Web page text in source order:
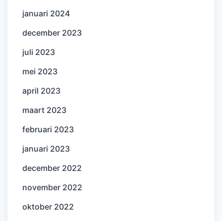
januari 2024
december 2023
juli 2023
mei 2023
april 2023
maart 2023
februari 2023
januari 2023
december 2022
november 2022
oktober 2022